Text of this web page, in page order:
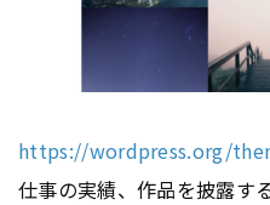
https://wordpress.org/
仕事の実績、作品を披露す